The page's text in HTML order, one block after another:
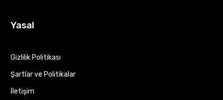
Yasal
Gizlilik Politikası
Şartlar ve Politikalar
İletişim